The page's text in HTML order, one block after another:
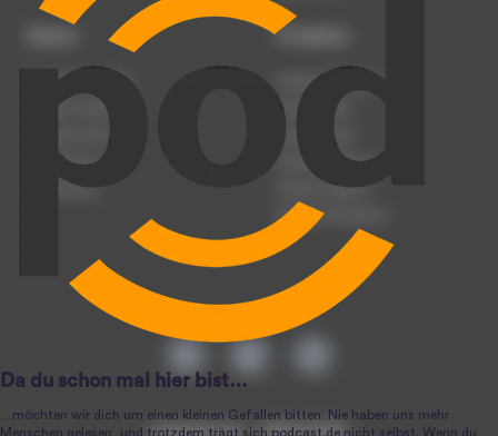
Podcast anmelden
Podcast hochladen
Podcast-Events
Registrierung
Anmeldung
Produkte
Podcast-Beratung
Podcast-Jobs
Podcast-Push
Podcast-Werbung
Podcast-Agentur
Podcast-Produktion